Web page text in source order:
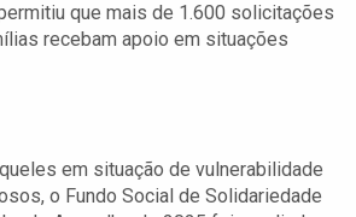
que mais de 1.600 solicitações
recebam apoio em situações
em situação de vulnerabilidade
o Fundo Social de Solidariedade